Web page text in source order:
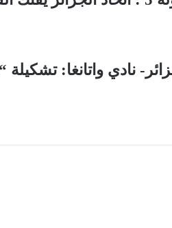
نادي واتانغا: تشكيلة